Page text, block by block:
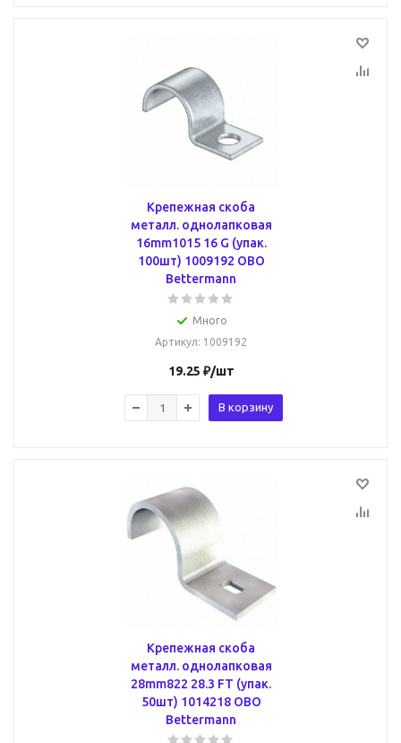
Крепежная скоба
металл. однолапковая
16mm1015 16 G (упак.
100шт) 1009192 OBO
Bettermann
Много
Артикул: 1009192
19.25 ₽/шт
В корзину
Крепежная скоба
металл. однолапковая
28mm822 28.3 FT (упак.
50шт) 1014218 OBO
Bettermann